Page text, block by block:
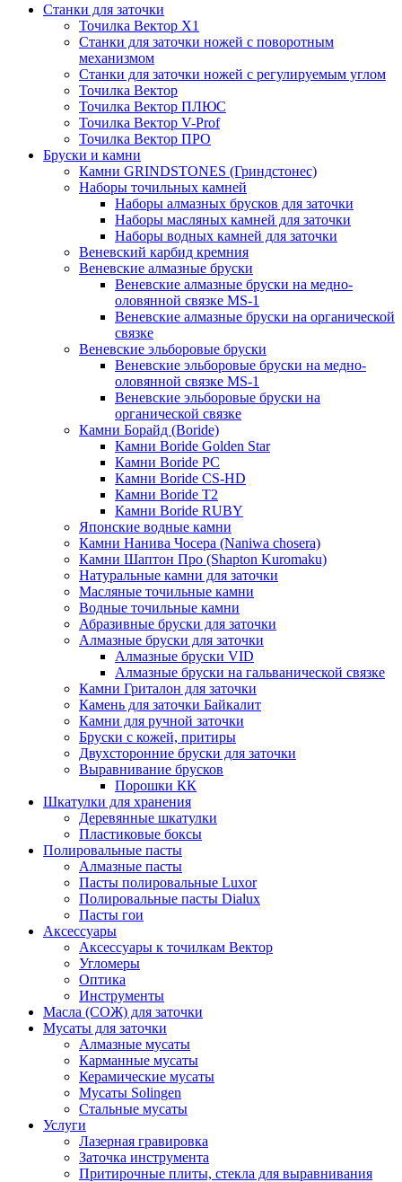
Станки для заточки
Точилка Вектор X1
Станки для заточки ножей с поворотным
механизмом
Станки для заточки ножей с регулируемым углом
Точилка Вектор
Точилка Вектор ПЛЮС
Точилка Вектор V-Prof
Точилка Вектор ПРО
Бруски и камни
Камни GRINDSTONES (Гриндстонес)
Наборы точильных камней
Наборы алмазных брусков для заточки
Наборы масляных камней для заточки
Наборы водных камней для заточки
Веневский карбид кремния
Веневские алмазные бруски
Веневские алмазные бруски на медно-
оловянной связке MS-1
Веневские алмазные бруски на органической
связке
Веневские эльборовые бруски
Веневские эльборовые бруски на медно-
оловянной связке MS-1
Веневские эльборовые бруски на
органической связке
Камни Борайд (Boride)
Камни Boride Golden Star
Камни Boride PC
Камни Boride CS-HD
Камни Boride T2
Камни Boride RUBY
Японские водные камни
Камни Нанива Чосера (Naniwa chosera)
Камни Шаптон Про (Shapton Kuromaku)
Натуральные камни для заточки
Масляные точильные камни
Водные точильные камни
Абразивные бруски для заточки
Алмазные бруски для заточки
Алмазные бруски VID
Алмазные бруски на гальванической связке
Камни Гриталон для заточки
Камень для заточки Байкалит
Камни для ручной заточки
Бруски с кожей, притиры
Двухсторонние бруски для заточки
Выравнивание брусков
Порошки КК
Шкатулки для хранения
Деревянные шкатулки
Пластиковые боксы
Полировальные пасты
Алмазные пасты
Пасты полировальные Luxor
Полировальные пасты Dialux
Пасты гои
Аксессуары
Аксессуары к точилкам Вектор
Угломеры
Оптика
Инструменты
Масла (СОЖ) для заточки
Мусаты для заточки
Алмазные мусаты
Карманные мусаты
Керамические мусаты
Мусаты Solingen
Стальные мусаты
Услуги
Лазерная гравировка
Заточка инструмента
Притирочные плиты, стекла для выравнивания